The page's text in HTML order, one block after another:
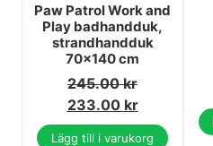
Paw Patrol Work and
Play badhandduk,
strandhandduk
70x140 cm
245.00kr
233.00 kr
Lägg till i varukorg